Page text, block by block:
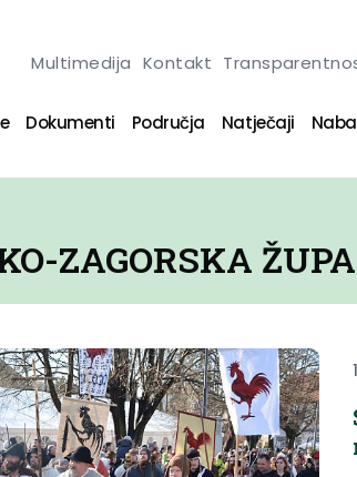
Multimedija Kontakt
Dokumenti Područja Natječaji
ZAGORSKA